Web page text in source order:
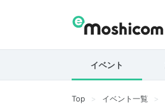
イベント
Top イベント一覧